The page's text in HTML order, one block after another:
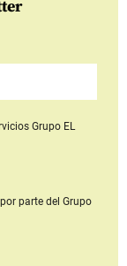
Grupo EL
por parte del Grupo